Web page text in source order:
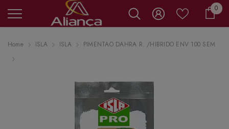
00
Home ISLA ISLA PIMENTAO DAHRA R. /HIBRIDO ENV 100 SEM